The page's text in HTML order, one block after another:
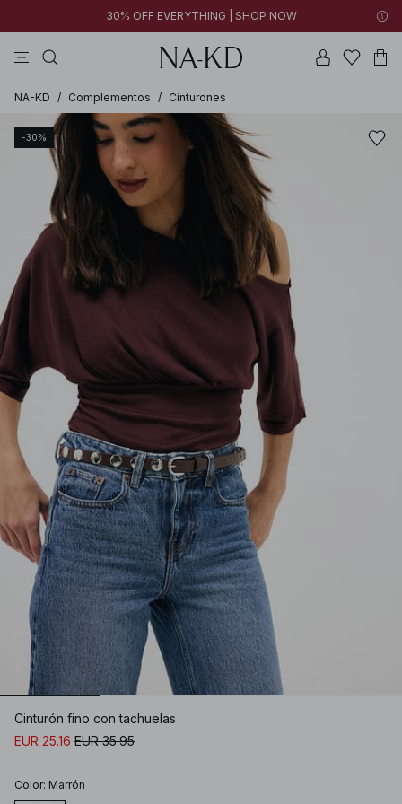
30% OFF EVERYTHING | SHOP NOW
NA-KD / Complementos / Cinturones
-30%
Cinturón fino con tachuelas
EUR 25.16 EUR 35.95
Color: Marrón